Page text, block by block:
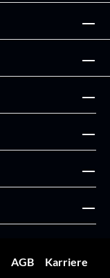
AGB Karriere